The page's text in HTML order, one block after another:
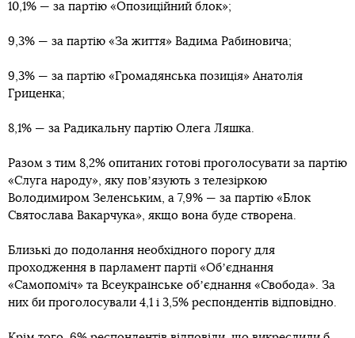
10,1% — за партію «Опозиційний блок»;
9,3% — за партію «За життя» Вадима Рабиновича;
9,3% — за партію «Громадянська позиція» Анатолія
Гриценка;
8,1% — за Радикальну партію Олега Ляшка.
Разом з тим 8,2% опитаних готові проголосувати за партію
«Слуга народу», яку повʼязують з телезіркою
Володимиром Зеленським, а 7,9% — за партію «Блок
Святослава Вакарчука», якщо вона буде створена.
Близькі до подолання необхідного порогу для
проходження в парламент партії «Обʼєднання
«Самопоміч» та Всеукраїнське обʼєднання «Свобода». За
них би проголосували 4,1 і 3,5% респондентів відповідно.